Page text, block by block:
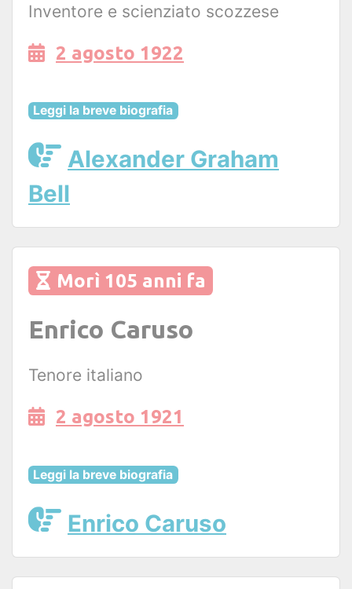
Inventore e scienziato scozzese
2 agosto 1922
Leggi la breve biografia
Alexander Graham
Bell
Morì 105 anni fa
Enrico Caruso
Tenore italiano
2 agosto 1921
Leggi la breve biografia
Enrico Caruso